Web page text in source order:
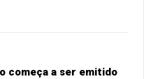
começa a ser emitido